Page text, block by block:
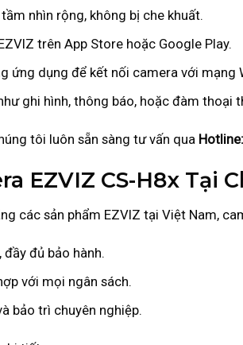
nhìn rộng, không bị che khuất.
trên App Store hoặc Google Play.
ứng dụng để kết nối camera với mạng
ghi hình, thông báo, hoặc đàm thoại
tôi luôn sẵn sàng tư vấn qua
EZVIZ CS-H8x Tại
các sản phẩm EZVIZ tại Việt Nam,
đủ bảo hành.
với mọi ngân sách.
bảo trì chuyên nghiệp.